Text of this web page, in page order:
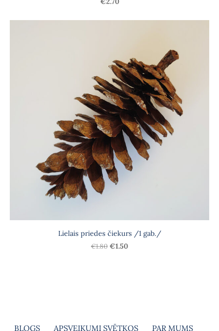
Lielais priedes čiekurs /1 gab./
€1.80 €1.50
BLOGS APSVEIKUMI SVĒTKOS PAR MUMS